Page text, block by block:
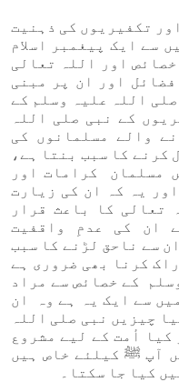
تکفیریوں کی ذہنیت
سے ایک پیغمبر اسلام
اور اللہ تعالی
اور ان پر مبنی
اللہ علیہ وسلم کے
کے نبی صلی اللہ
والے مسلمانوں کی
کرنے کا سبب بنتا ہے،
مسلمان کرامات اور
یہ کہ ان کی زیارت
تعالی کا باعث قرار
ان کی عدمِ واقفیت
سے ناحق لڑنے کا سبب
کرنا بھی ضروری ہے
کے خصائص سے مراد
سے ایک یہ ہے وہ ان
چیزیں نبی صلی اللہ
کیا أمت کے لیے مشروع
آپ ﷺ کیلئے خاص ہیں
کیا جا سکتا۔